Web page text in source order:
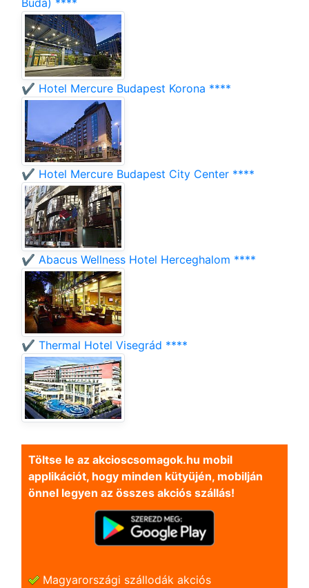
Buda) ****
✔️ Hotel Mercure Budapest Korona ****
✔️ Hotel Mercure Budapest City Center ****
✔️ Abacus Wellness Hotel Herceghalom ****
✔️ Thermal Hotel Visegrád ****
Töltse le az akcioscsomagok.hu mobil
applikációt, hogy minden kütyüjén, mobilján
önnel legyen az összes akciós szállás!
Magyarországi szállodák akciós